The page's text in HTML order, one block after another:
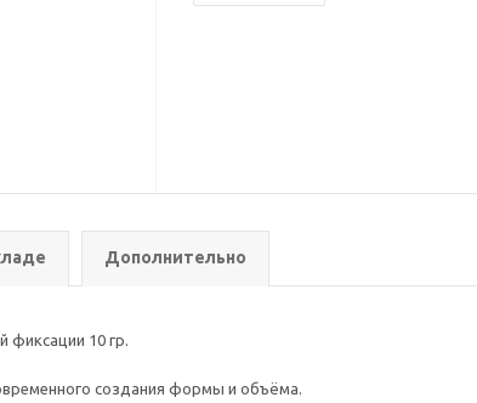
Дополнительно
фиксации 10 гр.
создания формы и объёма.